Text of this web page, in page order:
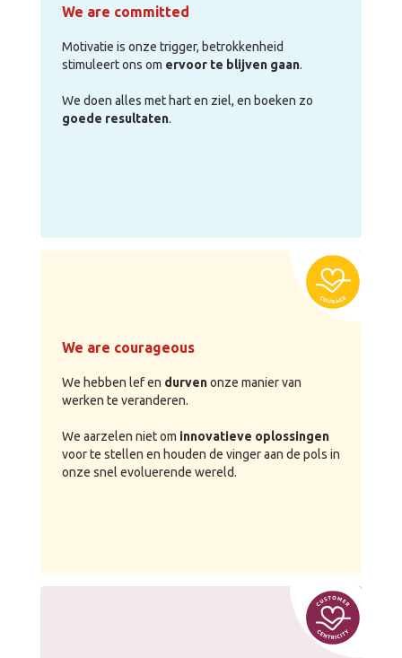
We are committed
Motivatie is onze trigger, betrokkenheid
stimuleert ons om ervoor te blijven gaan.
We doen alles met hart en ziel, en boeken zo
goede resultaten.
We are courageous
We hebben lef en durvenonze manier van
werken te veranderen.
We aarzelen niet om innovatieve oplossingen
voor te stellen en houden de vinger aan de pols in
onze snel evoluerende wereld.